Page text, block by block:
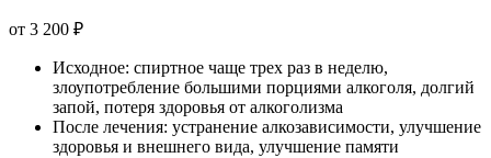
от 3 200 ₽
Исходное: спиртное чаще трех раз в неделю,
злоупотребление большими порциями алкоголя, долгий
запой, потеря здоровья от алкоголизма
После лечения: устранение алкозависимости, улучшение
здоровья и внешнего вида, улучшение памяти